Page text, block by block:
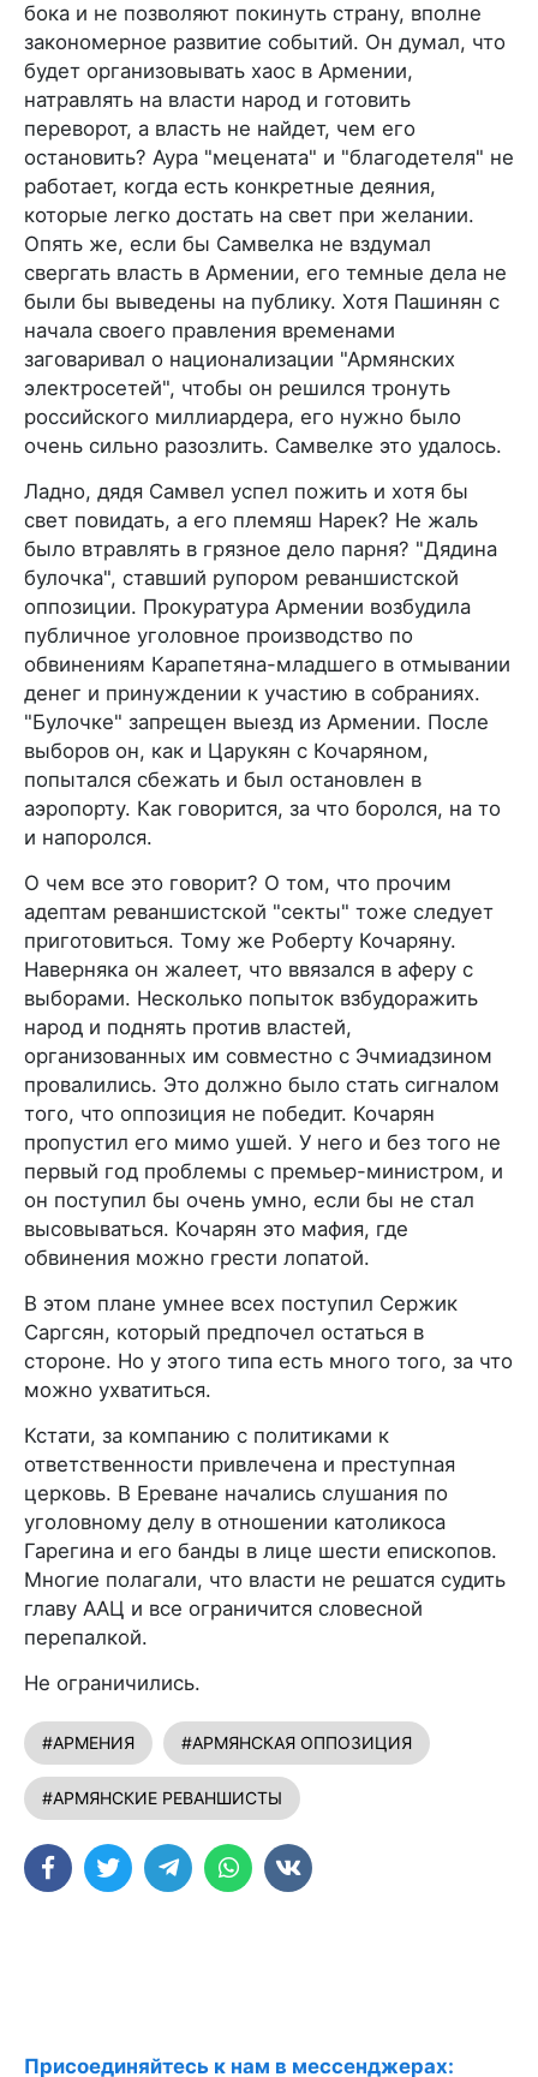
бока и не позволяют покинуть страну, вполне
закономерное развитие событий. Он думал, что
будет организовывать хаос в Армении,
натравлять на власти народ и готовить
переворот, а власть не найдет, чем его
остановить? Аура "мецената" и "благодетеля" не
работает, когда есть конкретные деяния,
которые легко достать на свет при желании.
Опять же, если бы Самвелка не вздумал
свергать власть в Армении, его темные дела не
были бы выведены на публику. Хотя Пашинян с
начала своего правления временами
заговаривал о национализации "Армянских
электросетей", чтобы он решился тронуть
российского миллиардера, его нужно было
очень сильно разозлить. Самвелке это удалось.
Ладно, дядя Самвел успел пожить и хотя бы
свет повидать, а его племяш Нарек? Не жаль
было втравлять в грязное дело парня? "Дядина
булочка", ставший рупором реваншистской
оппозиции. Прокуратура Армении возбудила
публичное уголовное производство по
обвинениям Карапетяна-младшего в отмывании
денег и принуждении к участию в собраниях.
"Булочке" запрещен выезд из Армении. После
выборов он, как и Царукян с Кочаряном,
попытался сбежать и был остановлен в
аэропорту. Как говорится, за что боролся, на то
и напоролся.
О чем все это говорит? О том, что прочим
адептам реваншистской "секты" тоже следует
приготовиться. Тому же Роберту Кочаряну.
Наверняка он жалеет, что ввязался в аферу с
выборами. Несколько попыток взбудоражить
народ и поднять против властей,
организованных им совместно с Эчмиадзином
провалились. Это должно было стать сигналом
того, что оппозиция не победит. Кочарян
пропустил его мимо ушей. У него и без того не
первый год проблемы с премьер-министром, и
он поступил бы очень умно, если бы не стал
высовываться. Кочарян это мафия, где
обвинения можно грести лопатой.
В этом плане умнее всех поступил Сержик
Саргсян, который предпочел остаться в
стороне. Но у этого типа есть много того, за что
можно ухватиться.
Кстати, за компанию с политиками к
ответственности привлечена и преступная
церковь. В Ереване начались слушания по
уголовному делу в отношении католикоса
Гарегина и его банды в лице шести епископов.
Многие полагали, что власти не решатся судить
главу ААЦ и все ограничится словесной
перепалкой.
Не ограничились.
#АРМЕНИЯ #АРМЯНСКАЯ ОППОЗИЦИЯ
#АРМЯНСКИЕ РЕВАНШИСТЫ
Присоединяйтесь к нам в мессенджерах: